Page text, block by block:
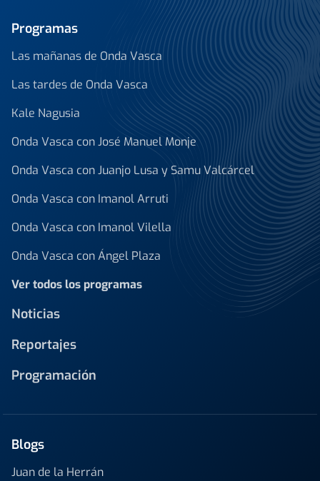
Programas
Las mañanas de Onda Vasca
Las tardes de Onda Vasca
Kale Nagusia
Onda Vasca con José Manuel Monje
Onda Vasca con Juanjo Lusa y Samu Valcárcel
Onda Vasca con Imanol Arruti
Onda Vasca con Imanol Vilella
Onda Vasca con Ángel Plaza
Ver todos los programas
Noticias
Reportajes
Programación
Blogs
Juan de la Herrán